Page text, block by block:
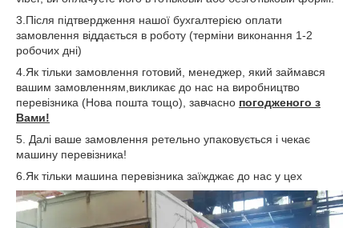
3.Після підтвердження нашої бухгалтерією оплати
замовлення віддається в роботу (терміни виконання 1-2
робочих дні)
4.Як тільки замовлення готовий, менеджер, який займався
вашим замовленням,викликає до нас на виробництво
перевізника (Нова пошта тощо), завчасно погодженого з
Вами!
5. Далі ваше замовлення ретельно упаковується і чекає
машину перевізника!
6.Як тільки машина перевізника заїжджає до нас у цех